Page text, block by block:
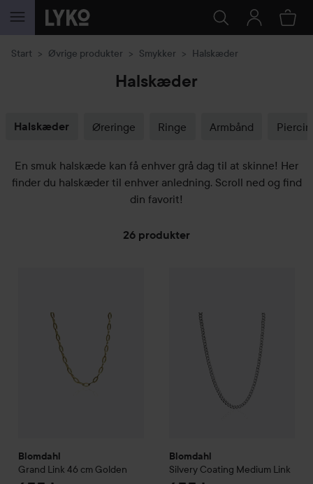
GÅ TIL INDHOLD
Start Øvrige produkter Smykker Halskæder
Halskæder
Halskæder Øreringe Ringe Armbånd
En smuk halskæde kan få enhver grå dag til at skinne! Her
finder du halskæder til enhver anledning. Scroll ned og find
din favorit!
26 produkter
Blomdahl
Grand Link 46 cm Golden
Blomdahl
Silvery Coating Medium Link